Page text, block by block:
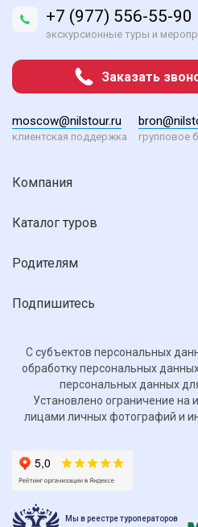
+7 (977) 556-55-90
экскурсионные туры и
Заказать
moscow@nilstour.ru
клиентская поддержка групповое
Компания
Каталог туров
Родителям
Подпишитесь
С субъектов персональных
обработку персональных
персональных данных
Установлено ограничение на
лицами личных фотографий и
Мы в реестре туроператоров